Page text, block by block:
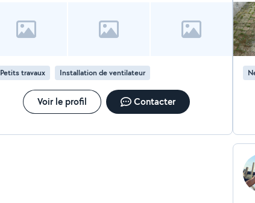
Petits travaux Installation de ventilateur
Voir le profil Contacter